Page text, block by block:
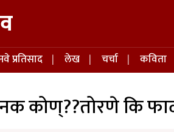
प्रतिसाद लेख चर्चा कविता
कोण्??तोरणे कि